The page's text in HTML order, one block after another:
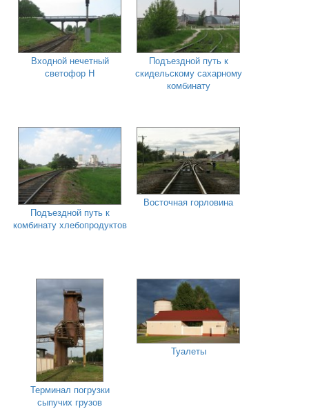
Входной нечетный
светофор Н
Подъездной путь к
скидельскому сахарному
комбинату
Подъездной путь к
комбинату хлебопродуктов
Восточная горловина
Терминал погрузки
сыпучих грузов
Туалеты